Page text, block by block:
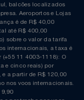
balcões localizados
Aeroportos e Lojas
é de R$ 40,00
até R$ 400,00
sobre o valor da tarifa
internacionais, a taxa é
11 4003-1118): O
e cinco reais) por
a partir de R$ 120,00
nos voos internacionais.